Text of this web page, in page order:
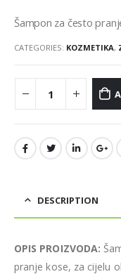
Šampon za često
CATEGORIES: KOZMETIKA,
DESCRIPTION
OPIS PROIZVODA:
pranje kose, za cijelu